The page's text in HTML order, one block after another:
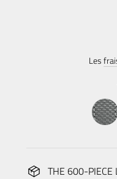
Les
THE 600-PIECE